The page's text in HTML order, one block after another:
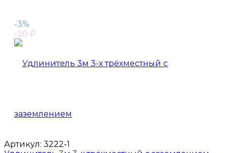
-3%
-20 ₽
Артикул: 3222-1